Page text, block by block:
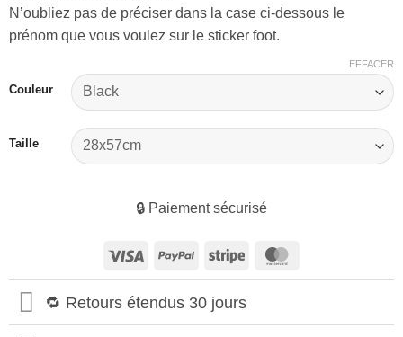
N’oubliez pas de préciser dans la case ci-dessous le
prénom que vous voulez sur le sticker foot.
Couleur
Taille
EFFACER
🔒 Paiement sécurisé
Visa PayPal Stripe
🔁 Retours étendus 30 jours